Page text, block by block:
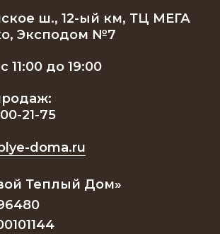
ш., 12-ый км, ТЦ МЕГА
Эксподом №7
11:00 до 19:00
21-75
doma.ru
Теплый Дом»